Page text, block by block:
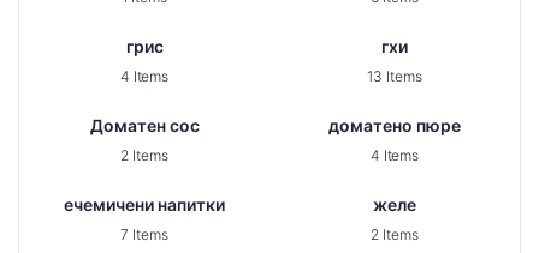
грис
4 Items
гхи
13 Items
Доматен сос
2 Items
доматено пюре
4 Items
ечемичени напитки
7 Items
желе
2 Items